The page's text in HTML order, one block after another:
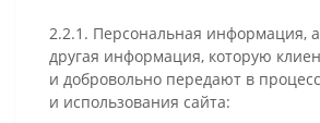
2.2.1. Персональная информация,
другая информация, которую
и добровольно передают в
и использования сайта: